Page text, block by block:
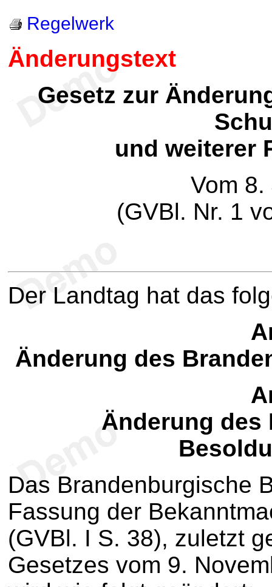
Regelwerk
Änderungstext
Gesetz zur
und weiterer
Vom
(GVBl. Nr. 1
Der Landtag hat das
Änderung des
Änderung des
Das Brandenburgische
Fassung der
(GVBl. I S. 38), zuletzt
Gesetzes vom 9.